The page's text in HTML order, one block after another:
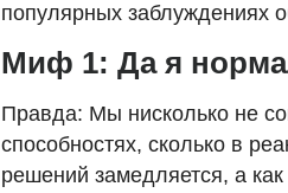
популярных заблуждениях
Миф 1: Да я
Правда: Мы нисколько не
способностях, сколько в
решений замедляется, а